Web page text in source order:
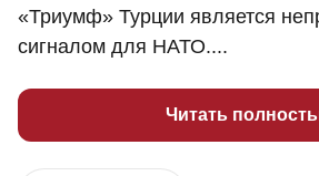
«Триумф» Турции является
сигналом для НАТО....
Читать